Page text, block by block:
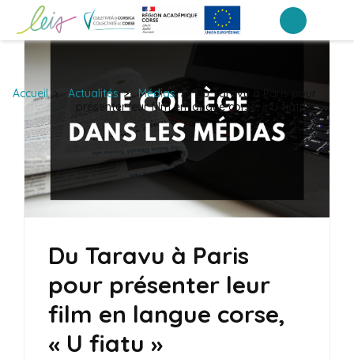
contenu
Entrée)
Collège du Taravo
Accueil Actualités > Médias >
Du Taravu à Paris pour
présenter leur film en langue corse, « U fiatu »
Du Taravu à Paris
pour présenter leur
film en langue corse,
« U fiatu »